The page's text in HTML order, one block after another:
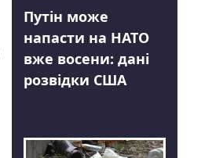
Путін може
напасти на НАТО
вже восени: дані
розвідки США